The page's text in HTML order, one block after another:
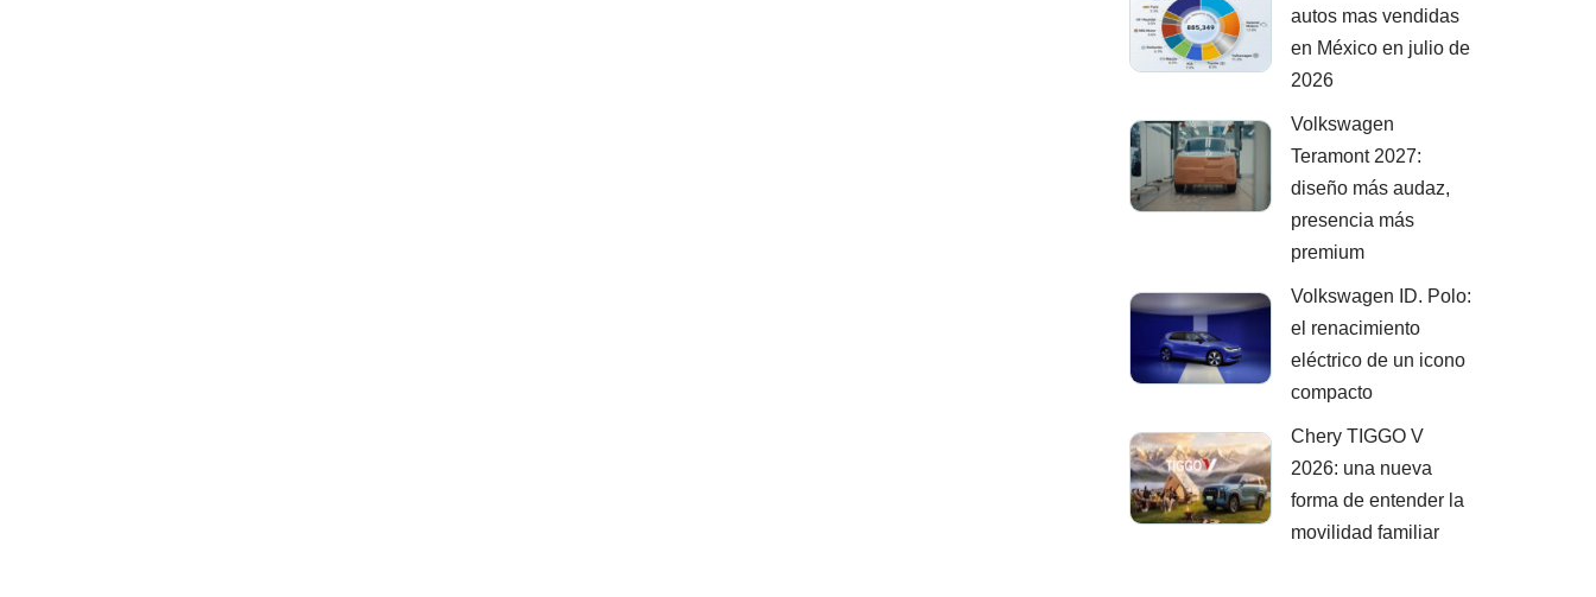
autos mas vendidas
en México en julio de
2026
Volkswagen
Teramont 2027:
diseño más audaz,
presencia más
premium
Volkswagen ID. Polo:
el renacimiento
eléctrico de un icono
compacto
Chery TIGGO V
2026: una nueva
forma de entender la
movilidad familiar